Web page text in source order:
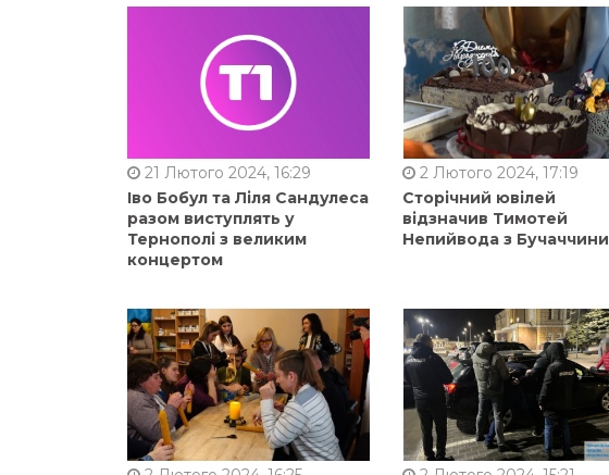
21 Лютого 2024, 16:29
Іво Бобул та Ліля Сандулеса
разом виступлять у
Тернополі з великим
концертом
2 Лютого 2024, 17:19
Сторічний ювілей
відзначив Тимотей
Непийвода з Бучаччини